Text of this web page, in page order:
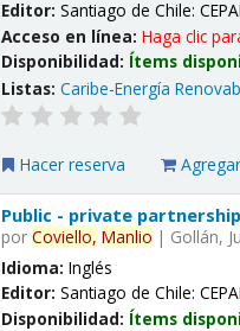
Editor:Santiago de Chile:
Acceso en línea:Haga clic
Disponibilidad: Ítems
Listas: Caribe-Energía
Hacer reserva
Public - private
porCoviello, Manlio | Gollán,
Idioma:Inglés
Editor:Santiago de Chile:
Disponibilidad: Ítems